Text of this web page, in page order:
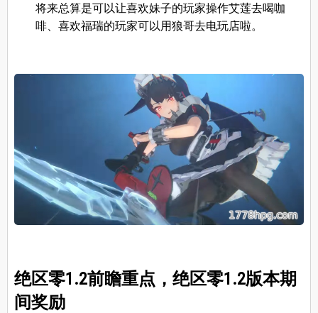
将来总算是可以让喜欢妹子的玩家操作艾莲去喝咖
啡、喜欢福瑞的玩家可以用狼哥去电玩店啦。
绝区零1.2前瞻重点，绝区零1.2版本期
间奖励